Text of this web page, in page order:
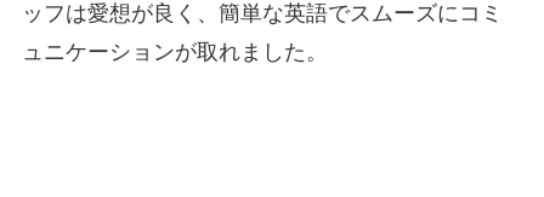
ッフは愛想が良く、簡単な英語でスムーズにコミ
ュニケーションが取れました。